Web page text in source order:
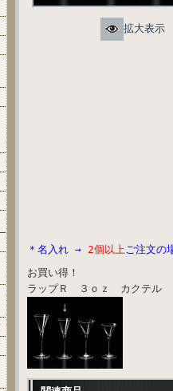
拡大表示
＊名入れ → 2個以上ご注文の
お買い得！
ラップＲ ３ｏｚ カクテル